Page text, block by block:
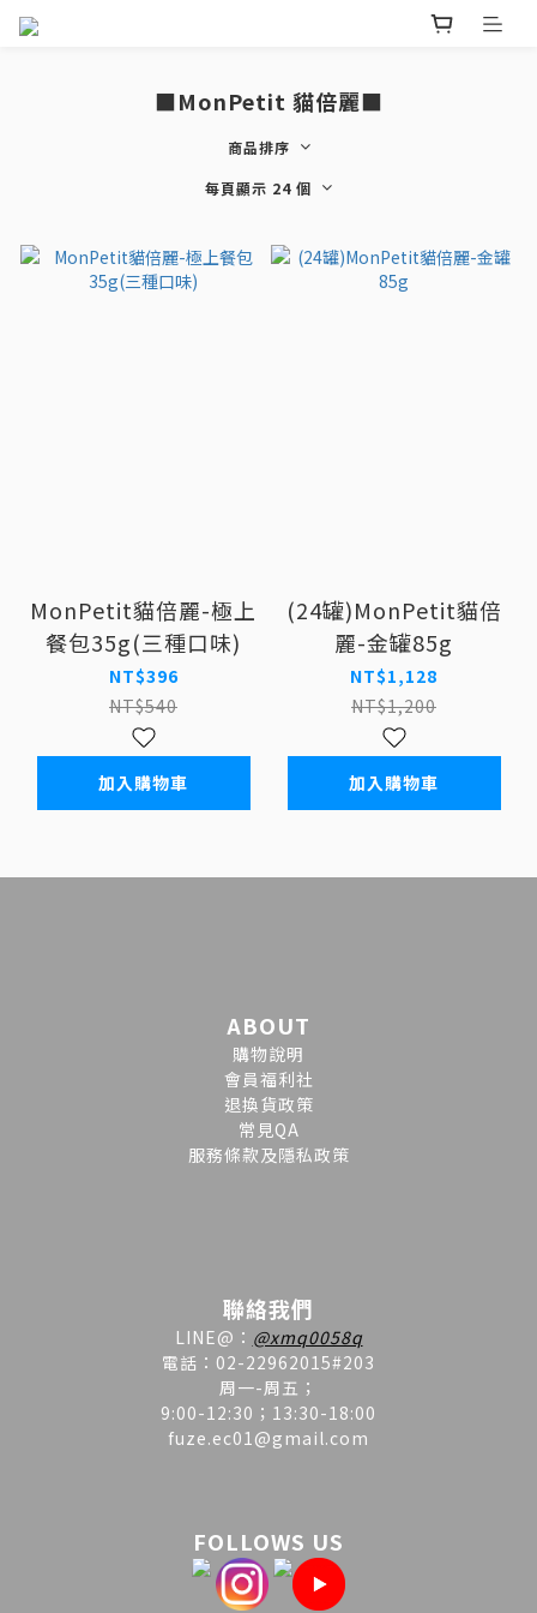
■MonPetit 貓倍麗■
商品排序
每頁顯示 24 個
MonPetit貓倍麗-極上
餐包35g(三種口味)
NT$396
NT$540
加入購物車
(24罐)MonPetit貓倍
麗-金罐85g
NT$1,128
NT$1,200
加入購物車
ABOUT
購物說明
會員福利社
退換貨政策
常見QA
服務條款及隱私政策
聯絡我們
LINE@ ： @xmq0058q
電話：02-22962015#203
周一-周五；
9:00-12:30；13:30-18:00
fuze.ec01@gmail.com
FOLLOWS US